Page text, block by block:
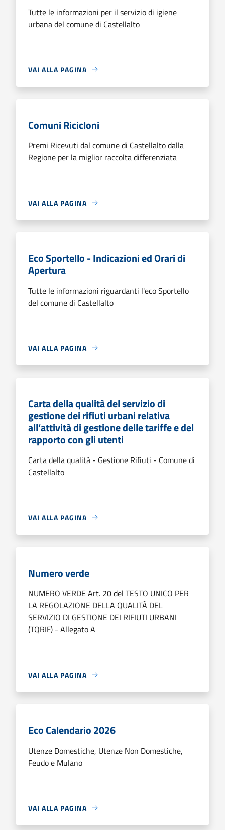
Tutte le informazioni per il servizio di igiene
urbana del comune di Castellalto
VAI ALLA PAGINA
Comuni Ricicloni
Premi Ricevuti dal comune di Castellalto dalla
Regione per la miglior raccolta differenziata
VAI ALLA PAGINA
Eco Sportello - Indicazioni ed Orari di
Apertura
Tutte le informazioni riguardanti l'eco Sportello
del comune di Castellalto
VAI ALLA PAGINA
Carta della qualità del servizio di
gestione dei rifiuti urbani relativa
all’attività di gestione delle tariffe e del
rapporto con gli utenti
Carta della qualità - Gestione Rifiuti - Comune di
Castellalto
VAI ALLA PAGINA
Numero verde
NUMERO VERDE Art. 20 del TESTO UNICO PER
LA REGOLAZIONE DELLA QUALITÀ DEL
SERVIZIO DI GESTIONE DEI RIFIUTI URBANI
(TQRIF) - Allegato A
VAI ALLA PAGINA
Eco Calendario 2026
Utenze Domestiche, Utenze Non Domestiche,
Feudo e Mulano
VAI ALLA PAGINA